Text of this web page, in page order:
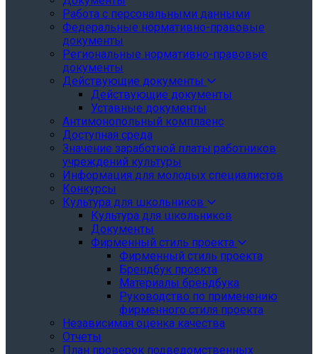
Работа с персональными данными
Федеральные нормативно-правовые
документы
Региональные нормативно-правовые
документы
Действующие документы
Действующие документы
Уставные документы
Антимонопольный комплаенс
Доступная среда
Значение заработной платы работников
учреждений культуры
Информация для молодых специалистов
Конкурсы
Культура для школьников
Культура для школьников
Документы
Фирменный стиль проекта
Фирменный стиль проекта
Брендбук проекта
Материалы брендбука
Руководство по применению
фирменного стиля проекта
Независимая оценка качества
Отчеты
План проверок подведомственных